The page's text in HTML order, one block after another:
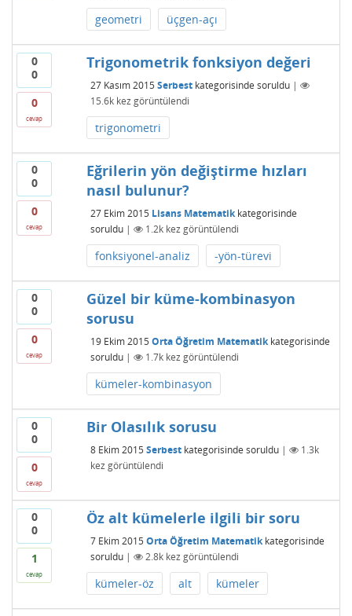
geometri üçgen-açı
0
0
0
cevap
Trigonometrik fonksiyon değeri
27 Kasım 2015 Serbestkategorisinde soruldu |
15.6kkez görüntülendi
trigonometri
0
0
0
cevap
Eğrilerin yön değiştirme hızları
nasıl bulunur?
27 Ekim 2015 Lisans Matematikkategorisinde
soruldu | 1.2kkez görüntülendi
fonksiyonel-analiz -yön-türevi
0
0
0
cevap
Güzel bir küme-kombinasyon
sorusu
19 Ekim 2015 Orta Öğretim Matematikkategorisinde
soruldu | 1.7kkez görüntülendi
kümeler-kombinasyon
0
0
0
cevap
Bir Olasılık sorusu
8 Ekim 2015 Serbestkategorisinde soruldu |
1.3k
kez görüntülendi
0
0
1
cevap
Öz alt kümelerle ilgili bir soru
7 Ekim 2015 Orta Öğretim Matematikkategorisinde
soruldu | 2.8kkez görüntülendi
kümeler-öz alt kümeler